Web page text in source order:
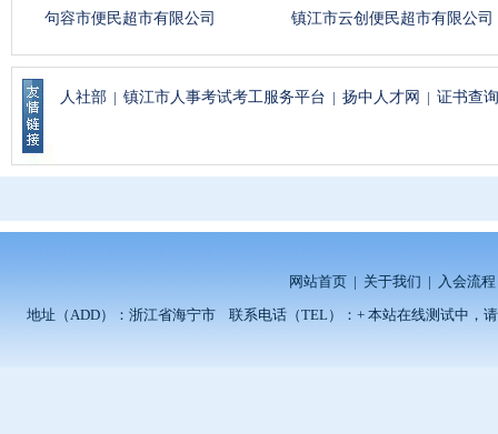
句容市便民超市有限公司 镇江市云创便民超市有限公司
人社部 | 镇江市人事考试考工服务平台 | 扬中人才网 | 证书查询
网站首页 | 关于我们 | 入会流程
地址（ADD）：浙江省海宁市 联系电话（TEL）：+ 本站在线测试中，